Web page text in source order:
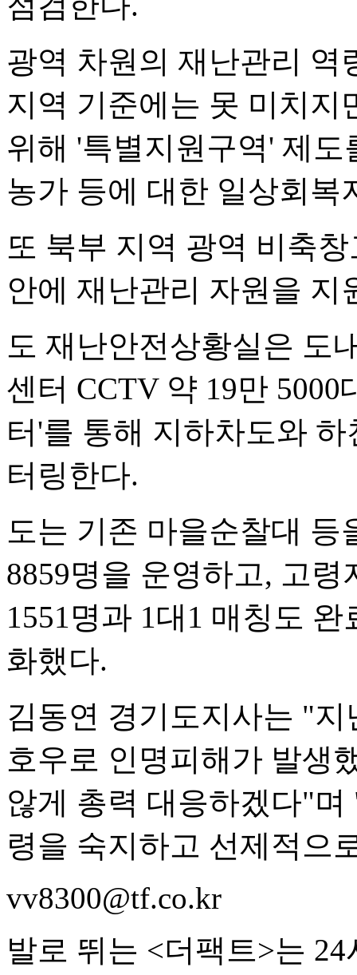
광역 차원의 재난관리 역
지역 기준에는 못 미치지
위해 '특별지원구역' 제
농가 등에 대한 일상회복
또 북부 지역 광역 비축
안에 재난관리 자원을 지
도 재난안전상황실은 도
센터 CCTV 약 19만
터'를 통해 지하차도와
터링한다.
도는 기존 마을순찰대 등
8859명을 운영하고, 고
1551명과 1대1 매칭도
화했다.
김동연 경기도지사는 "
호우로 인명피해가 발생
않게 총력 대응하겠다"
령을 숙지하고 선제적으
vv8300@tf.co.kr
발로 뛰는 <더팩트>는